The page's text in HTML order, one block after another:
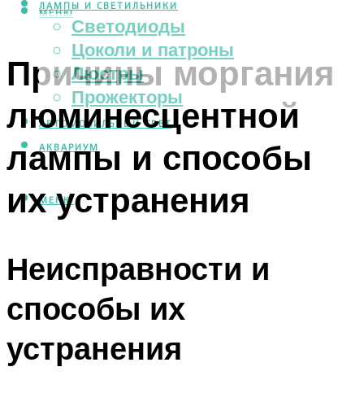
ЛАМПЫ И СВЕТИЛЬНИКИ
Светодиоды
Цоколи и патроны
Люстры
Прожекторы
АВТОМОБИЛЬНЫЙ СВЕТ
АКВАРИУМ
МЕНЮ
МЕНЮ
Причины моргания
люминесцентной
лампы и способы
их устранения
Неисправности и
способы их
устранения